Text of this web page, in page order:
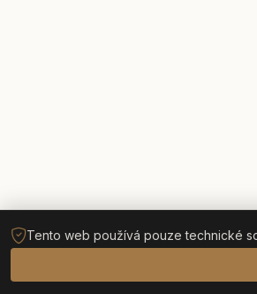
Tento web používá pouze technické